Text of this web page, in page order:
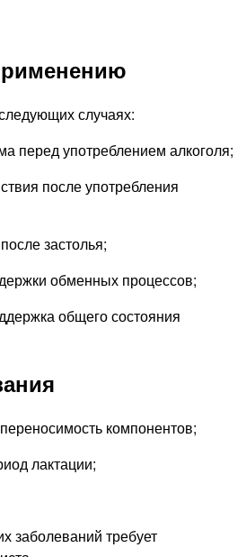
случаях:
перед употреблением алкоголя;
после употребления
застолья;
обменных процессов;
общего состояния
компонентов;
лактации;
заболеваний требует